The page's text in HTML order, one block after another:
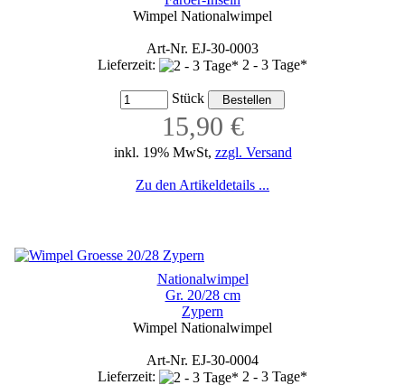
Wimpel Nationalwimpel
Art-Nr. EJ-30-0003
Lieferzeit:
2 - 3 Tage*
Stück
15,90 €
inkl. 19% MwSt, zzgl. Versand
Zu den Artikeldetails ...
Nationalwimpel
Gr. 20/28 cm
Zypern
Wimpel Nationalwimpel
Art-Nr. EJ-30-0004
Lieferzeit:
2 - 3 Tage*